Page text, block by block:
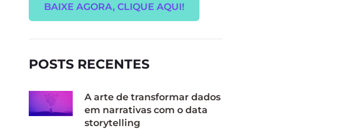
BAIXE AGORA, CLIQUE AQUI!
POSTS RECENTES
A arte de transformar dados
em narrativas com o data
storytelling